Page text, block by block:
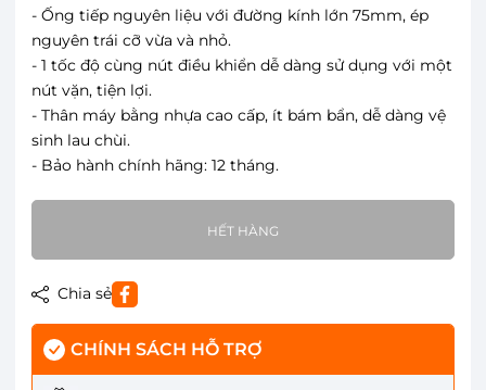
- Ống tiếp nguyên liệu với đường kính lớn 75mm, ép
nguyên trái cỡ vừa và nhỏ.
- 1 tốc độ cùng nút điều khiển dễ dàng sử dụng với một
nút vặn, tiện lợi.
- Thân máy bằng nhựa cao cấp, ít bám bẩn, dễ dàng vệ
sinh lau chùi.
- Bảo hành chính hãng: 12 tháng.
HẾT HÀNG
Chia sẻ
CHÍNH SÁCH HỖ TRỢ